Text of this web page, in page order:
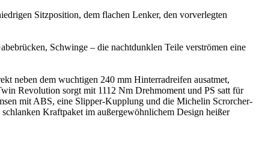
Sitzposition, dem flachen Lenker, den vorverlegten
Schwinge – die nachtdunklen Teile verströmen eine
neben dem wuchtigen 240 mm Hinterradreifen ausatmet,
Revolution sorgt mit 1112 Nm Drehmoment und PS satt für
mit ABS, eine Slipper-Kupplung und die Michelin Scrorcher-
Kraftpaket im außergewöhnlichem Design heißer